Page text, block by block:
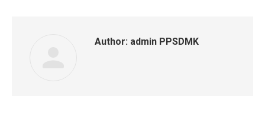
Author: admin PPSDMK